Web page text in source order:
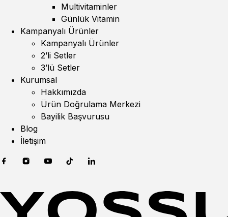
Multivitaminler
Günlük Vitamin
Kampanyalı Ürünler
Kampanyalı Ürünler
2’li Setler
3’lü Setler
Kurumsal
Hakkımızda
Ürün Doğrulama Merkezi
Bayilik Başvurusu
Blog
İletişim